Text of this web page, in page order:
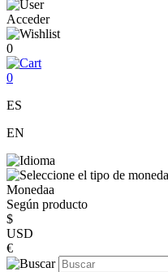
Acceder
0
0
ES
EN
Monedaa
Según producto
$
USD
€